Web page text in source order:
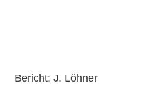
Bericht: J. Löhner